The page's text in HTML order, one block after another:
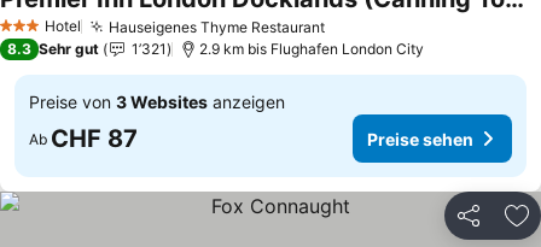
3 SterneHotel Hauseigenes Thyme RestaurantPreise sehen
Preise sehen
8.3 Sehr gut 1’321 2.9 km bis Flughafen London City
Preise von 3 Websites anzeigen
Ab CHF 87 Preise sehen
Teilen